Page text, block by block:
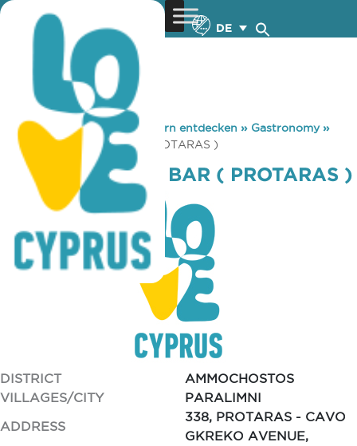
DE
You are here: Home »Zypern entdecken » Gastronomy»
THOMAS SNACK BAR ( PROTARAS )
THOMAS SNACK BAR ( PROTARAS )
DISTRICT
AMMOCHOSTOS
VILLAGES/CITY
PARALIMNI
ADDRESS
338, PROTARAS - CAVO
GKREKO AVENUE,